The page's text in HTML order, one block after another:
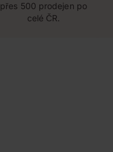
přes 500 prodejen po
celé ČR.